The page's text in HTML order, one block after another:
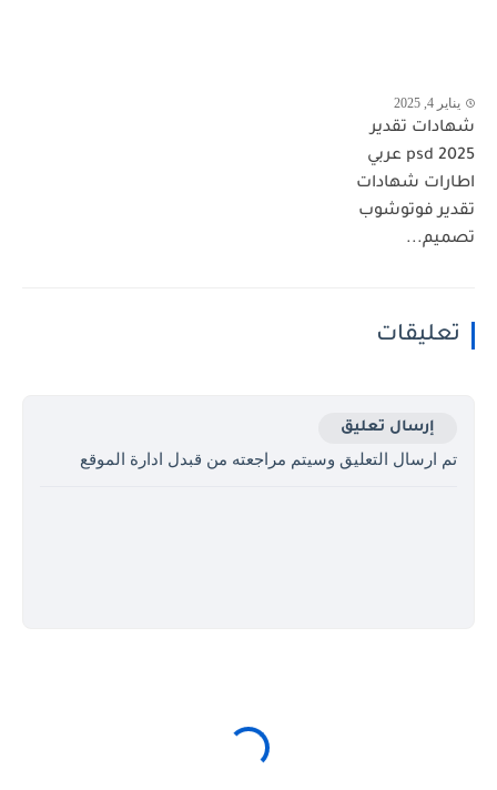
يناير 4, 2025
شهادات تقدير
psd 2025 عربي
اطارات شهادات
تقدير فوتوشوب
تصميم...
تعليقات
إرسال تعليق
تم ارسال التعليق وسيتم مراجعته من قبدل ادارة الموقع